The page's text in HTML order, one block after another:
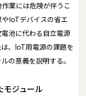
業には危険が伴うこ
IoTデバイスの省エ
池に代わる自立電源
、IoT用電源の課題を
の意義を説明する。
モジュール